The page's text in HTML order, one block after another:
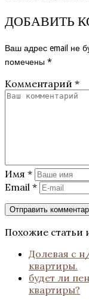
ДОБАВИТЬ
Ваш адрес email не
помечены *
Комментарий *
Имя *
Email *
Похожие статьи
Долевая с
квартиры.
будет ли
квартиры?